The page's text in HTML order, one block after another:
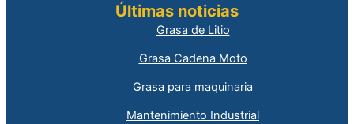
Últimas noticias
Grasa de Litio
Grasa Cadena Moto
Grasa para maquinaria
Mantenimiento Industrial